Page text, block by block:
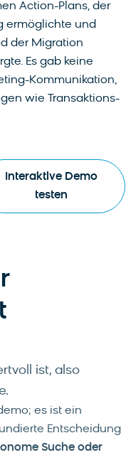
Action-Plans, der
ermöglichte und
der Migration
Es gab keine
Kommunikation,
wie Transaktions-
Interaktive Demo
testen
ist, also
es ist ein
Entscheidung
Suche oder